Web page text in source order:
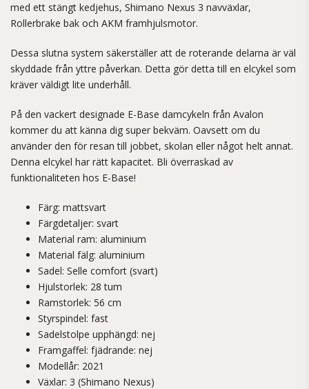
med ett stängt kedjehus, Shimano Nexus 3 navväxlar,
Rollerbrake bak och AKM framhjulsmotor.
Dessa slutna system säkerställer att de roterande delarna är väl
skyddade från yttre påverkan. Detta gör detta till en elcykel som
kräver väldigt lite underhåll.
På den vackert designade E-Base damcykeln från Avalon
kommer du att känna dig super bekväm. Oavsett om du
använder den för resan till jobbet, skolan eller något helt annat.
Denna elcykel har rätt kapacitet. Bli överraskad av
funktionaliteten hos E-Base!
Färg: mattsvart
Färgdetaljer: svart
Material ram: aluminium
Material fälg: aluminium
Sadel: Selle comfort (svart)
Hjulstorlek: 28 tum
Ramstorlek: 56 cm
Styrspindel: fast
Sadelstolpe upphängd: nej
Framgaffel: fjädrande: nej
Modellår: 2021
Växlar: 3 (Shimano Nexus)